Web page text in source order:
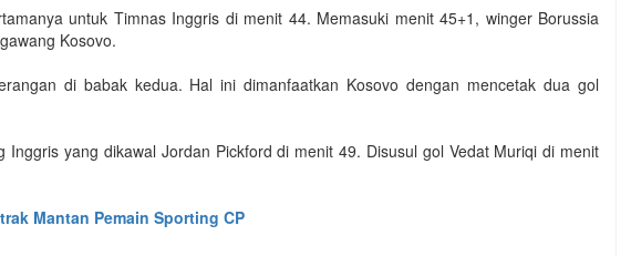
untuk Timnas Inggris di menit 44. Memasuki menit 45+1, winger Borussia
Kosovo.
di babak kedua. Hal ini dimanfaatkan Kosovo dengan mencetak dua gol
Inggris yang dikawal Jordan Pickford di menit 49. Disusul gol Vedat Muriqi di menit
Mantan Pemain Sporting CP